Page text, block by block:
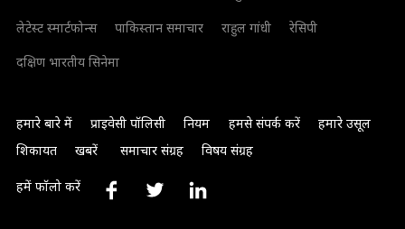
लेटेस्ट स्मार्टफोन्स
पाकिस्तान समाचार राहुल गांधी
रेसिपी
दक्षिण भारतीय सिनेमा
हमारे बारे में प्राइवेसी पॉलिसी नियम हमसे संपर्क करें
हमारे उसूल
शिकायत
खबरें समाचार संग्रह विषय संग्रह
हमें फॉलो करें